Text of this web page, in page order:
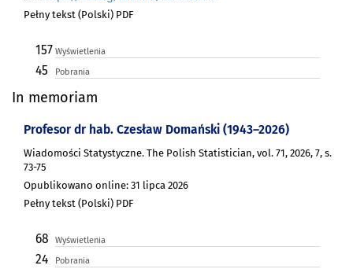
Pełny tekst (Polski) PDF
157 Wyświetlenia
45 Pobrania
In memoriam
Profesor dr hab. Czesław Domański (1943–2026)
Wiadomości Statystyczne. The Polish Statistician, vol. 71, 2026, 7, s.
73-75
Opublikowano online: 31 lipca 2026
Pełny tekst (Polski) PDF
68 Wyświetlenia
24 Pobrania